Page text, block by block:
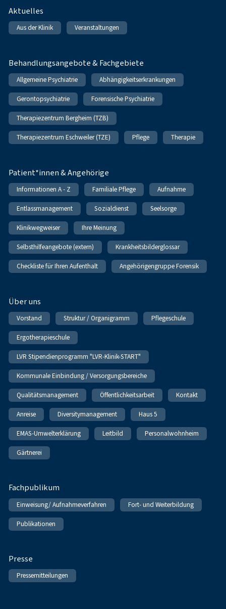
Fußnavigation
Aktuelles
Aus der Klinik Veranstaltungen
Behandlungsangebote & Fachgebiete
Allgemeine Psychiatrie Abhängigkeitserkrankungen
Gerontopsychiatrie Forensische Psychiatrie
Therapiezentrum Bergheim (TZB)
Therapiezentrum Eschweiler (TZE) Pflege Therapie
Patient*innen & Angehörige
Informationen A - Z Familiale Pflege Aufnahme
Entlassmanagement Sozialdienst Seelsorge
Klinikwegweiser Ihre Meinung
Selbsthilfeangebote (extern) Krankheitsbilderglossar
Checkliste für Ihren Aufenthalt Angehörigengruppe Forensik
Über uns
Vorstand Struktur / Organigramm Pflegeschule
Ergotherapieschule
LVR Stipendienprogramm "LVR-Klinik-START"
Kommunale Einbindung / Versorgungsbereiche
Qualitätsmanagement Öffentlichkeitsarbeit Kontakt
Anreise Diversitymanagement Haus 5
EMAS-Umwelterklärung Leitbild Personalwohnheim
Gärtnerei
Fachpublikum
Einweisung/ Aufnahmeverfahren Fort- und Weiterbildung
Publikationen
Presse
Pressemitteilungen